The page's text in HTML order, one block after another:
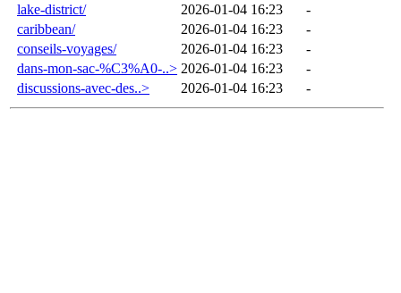
lake-district/
2026-01-04 16:23
-
caribbean/
2026-01-04 16:23
-
conseils-voyages/
2026-01-04 16:23
-
dans-mon-sac-%C3%A0-..> 2026-01-04 16:23
-
discussions-avec-des..>
2026-01-04 16:23 -